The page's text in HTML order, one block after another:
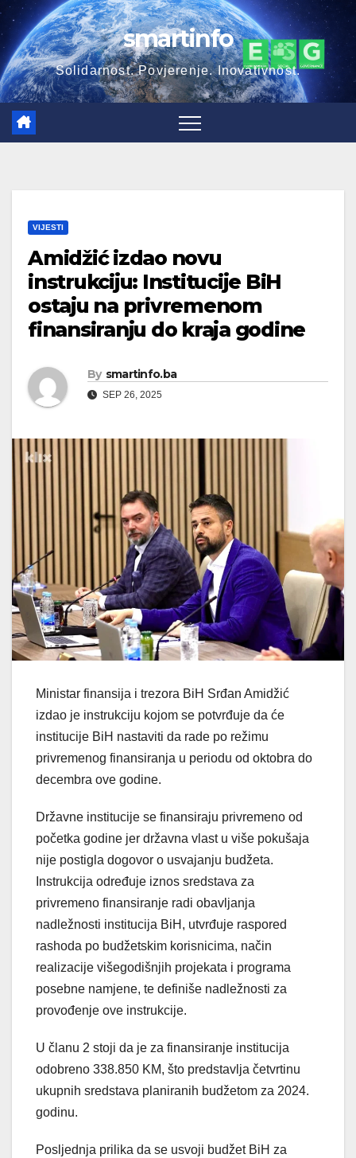
Skip
to
content
smartinfo
Solidarnost. Povjerenje. Inovativnost.
VIJESTI
Amidžić izdao novu
instrukciju: Institucije BiH
ostaju na privremenom
finansiranju do kraja godine
By smartinfo.ba
SEP 26, 2025
Ministar finansija i trezora BiH Srđan Amidžić
izdao je instrukciju kojom se potvrđuje da će
institucije BiH nastaviti da rade po režimu
privremenog finansiranja u periodu od oktobra do
decembra ove godine.
Državne institucije se finansiraju privremeno od
početka godine jer državna vlast u više pokušaja
nije postigla dogovor o usvajanju budžeta.
Instrukcija određuje iznos sredstava za
privremeno finansiranje radi obavljanja
nadležnosti institucija BiH, utvrđuje raspored
rashoda po budžetskim korisnicima, način
realizacije višegodišnjih projekata i programa
posebne namjene, te definiše nadležnosti za
provođenje ove instrukcije.
U članu 2 stoji da je za finansiranje institucija
odobreno 338.850 KM, što predstavlja četvrtinu
ukupnih sredstava planiranih budžetom za 2024.
godinu.
Posljednja prilika da se usvoji budžet BiH za